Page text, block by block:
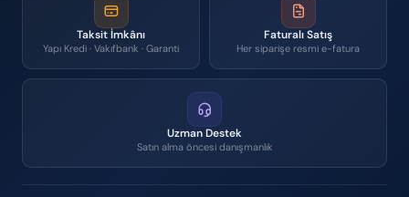
Taksit İmkânı
Yapı Kredi · Vakıfbank · Garanti
Faturalı Satış
Her siparişe resmi e-fatura
Uzman Destek
Satın alma öncesi danışmanlık